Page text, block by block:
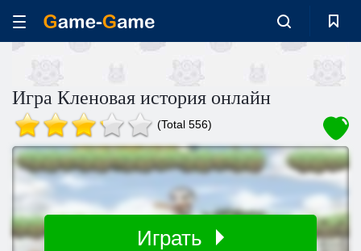
Игра Кленовая история онлайн
(Total 556)
Играть